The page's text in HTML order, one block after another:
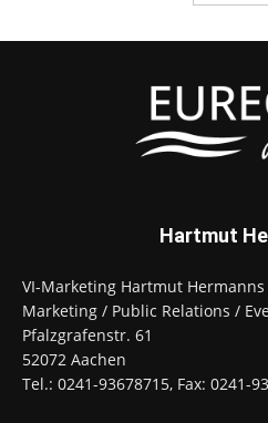
Hartmut
VI-Marketing Hartmut Hermanns
Marketing / Public Relations /
Pfalzgrafenstr. 61
52072 Aachen
Tel.: 0241-93678715, Fax: 0241-